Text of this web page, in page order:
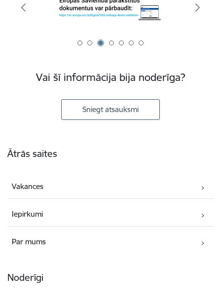
Vai šī informācija bija noderīga?
Sniegt atsauksmi
Ātrās saites
Vakances
Iepirkumi
Par mums
Noderīgi